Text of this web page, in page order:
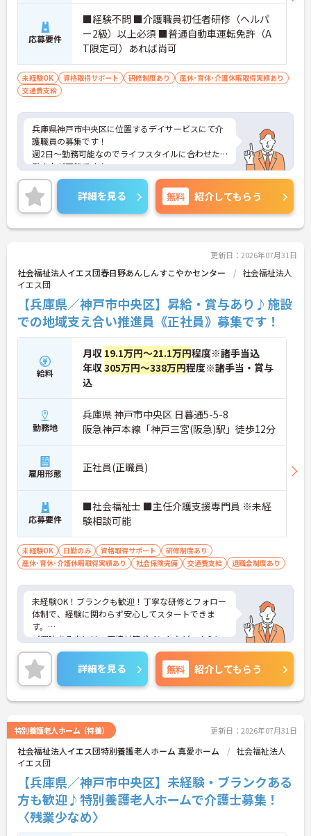
応募要件
■経験不問 ■介護職員初任者研修（ヘルパ
ー2級）以上必須 ■普通自動車運転免許（A
T限定可）あれば尚可
未経験OK 資格取得サポート 研修制度あり
産休･育休･介護休暇取得実績あり
交通費支給
兵庫県神戸市中央区に位置するデイサービスにて介
護職員の募集です！
週2日～勤務可能なのでライフスタイルに合わせた
働き方が可能です♪
未経験でも応募可能なので、これから介護業界に挑
戦したいという方にピッタリの職場です◎
ご興味ある方は面接ポイントをお伝えしますので、
お気軽にご連絡ください。
詳細を見る 無料 紹介してもらう
更新日：2026年07月31日
社会福祉法人イエス団春日野あんしんすこやかセンター
社会福祉法人
イエス団
【兵庫県／神戸市中央区】昇給・賞与あり♪施設
での地域支え合い推進員《正社員》募集です！
給料
月収 19.1万円～21.1万円程度※諸手当込
年収305万円～338万円程度※諸手当・賞与
込
勤務地
兵庫県 神戸市中央区 日暮通5-5-8
阪急神戸本線「神戸三宮(阪急)駅」徒歩12分
雇用形態 正社員(正職員)
応募要件
■社会福祉士 ■主任介護支援専門員 ※未経
験相談可能
未経験OK 日勤のみ 資格取得サポート
研修制度あり
産休･育休･介護休暇取得実績あり
社会保険完備 交通費支給 退職金制度あり
未経験OK！ブランクも歓迎！丁寧な研修とフォロー
体制で、経験に関わらず安心してスタートできま
す。
ご興味ある方には、面接対策ポイントなど、さらに
詳細をお話しいたしますのでお気軽にご相談くださ
い。
詳細を見る 無料 紹介してもらう
特別養護老人ホーム（特養） 更新日：2026年07月31日
社会福祉法人イエス団特別養護老人ホーム 真愛ホーム
社会福祉法人
イエス団
【兵庫県／神戸市中央区】未経験・ブランクある
方も歓迎♪特別養護老人ホームで介護士募集！
〈残業少なめ〉